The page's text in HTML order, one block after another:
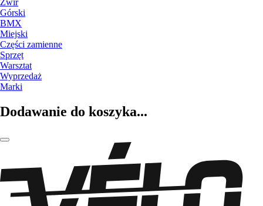
Żwir
Górski
BMX
Miejski
Części zamienne
Sprzęt
Warsztat
Wyprzedaż
Marki
Dodawanie do koszyka...